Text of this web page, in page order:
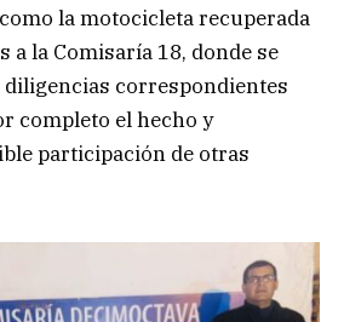
la motocicleta recuperada
a la Comisaría 18, donde se
correspondientes
completo el hecho y
participación de otras